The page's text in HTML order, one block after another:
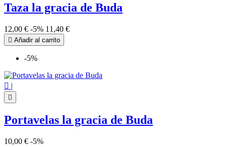
Taza la gracia de Buda
12,00 € -5% 11,40 €
 Añadir al carrito
-5%
 |

Portavelas la gracia de Buda
10,00 € -5%